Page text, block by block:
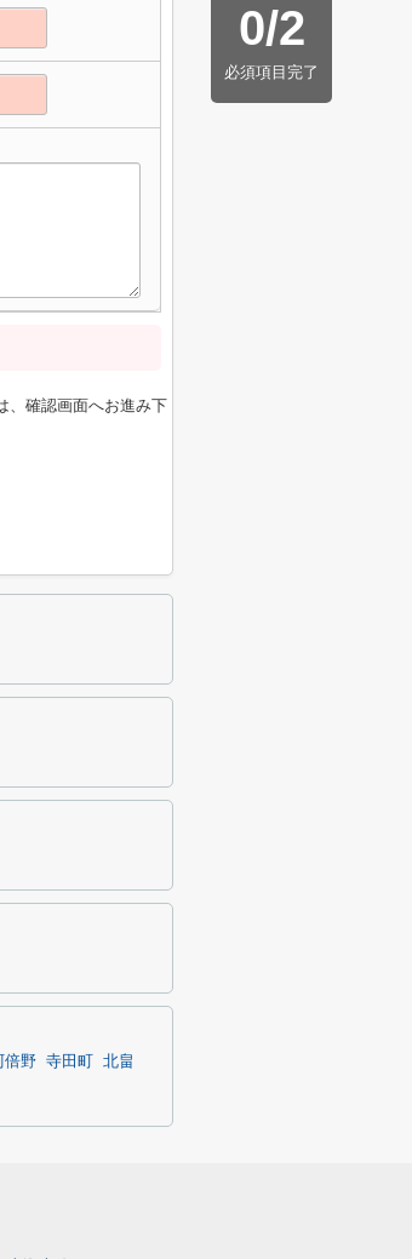
0/2
必須項目完了
、確認画面へお進み下
倍野 寺田町
北畠